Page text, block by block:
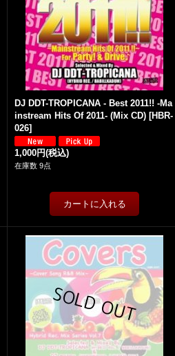
DJ DDT-TROPICANA - Best 2011!! -Ma
instream Hits Of 2011- (Mix CD) [HBR-
026]
1,000円(税込)
在庫数 9点